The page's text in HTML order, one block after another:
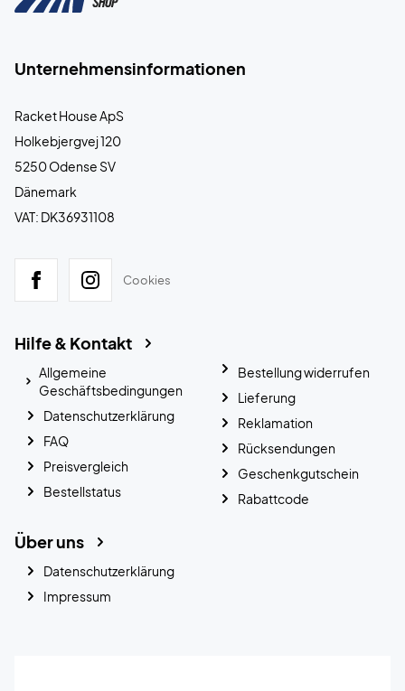
Unternehmensinformationen
Racket House ApS
Holkebjergvej 120
5250 Odense SV
Dänemark
VAT: DK36931108
Cookies
Hilfe & Kontakt
Allgemeine
Geschäftsbedingungen
Datenschutzerklärung
FAQ
Preisvergleich
Bestellstatus
Bestellung widerrufen
Lieferung
Reklamation
Rücksendungen
Geschenkgutschein
Rabattcode
Über uns
Datenschutzerklärung
Impressum